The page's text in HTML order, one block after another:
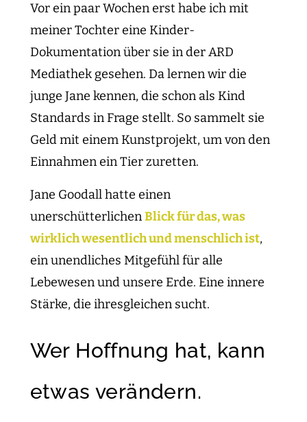
Vor ein paar Wochen erst habe ich mit
meiner Tochter eine Kinder-
Dokumentation über sie in der ARD
Mediathek gesehen. Da lernen wir die
junge Jane kennen, die schon als Kind
Standards in Frage stellt. So sammelt sie
Geld mit einem Kunstprojekt, um von den
Einnahmen ein Tier zuretten.
Jane Goodall hatte einen
unerschütterlichenBlick für das, was
wirklich wesentlich und menschlich ist,
ein unendliches Mitgefühl für alle
Lebewesen und unsere Erde. Eine innere
Stärke, die ihresgleichen sucht.
Wer Hoffnung hat, kann
etwas verändern.